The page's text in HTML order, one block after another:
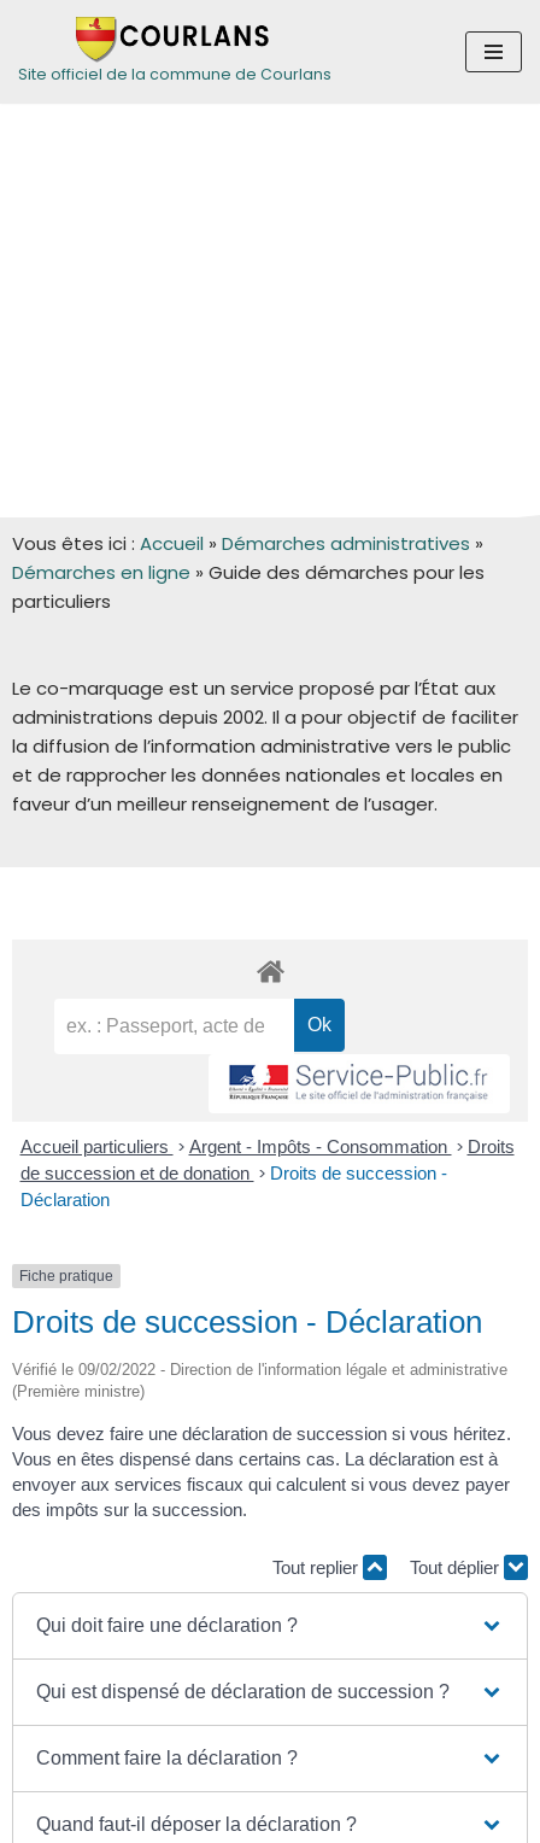
Aller
Site officiel de la commune de Courlans
Vous êtes ici : Accueil » Démarches administratives »
Démarches en ligne » Guide des démarches pour les
particuliers
Le co-marquage est un service proposé par l’État aux
administrations depuis 2002. Il a pour objectif de faciliter
la diffusion de l’information administrative vers le public
et de rapprocher les données nationales et locales en
faveur d’un meilleur renseignement de l’usager.
Accueil particuliers > Argent - Impôts - Consommation > Droits
de succession et de donation > Droits de succession -
Déclaration
Fiche pratique
Droits de succession - Déclaration
Vérifié le 09/02/2022 - Direction de l'information légale et administrative
(Première ministre)
Vous devez faire une déclaration de succession si vous héritez.
Vous en êtes dispensé dans certains cas. La déclaration est à
envoyer aux services fiscaux qui calculent si vous devez payer
des impôts sur la succession.
Tout replier Tout déplier
Qui doit faire une déclaration ?
Qui est dispensé de déclaration de succession ?
Comment faire la déclaration ?
Quand faut-il déposer la déclaration ?